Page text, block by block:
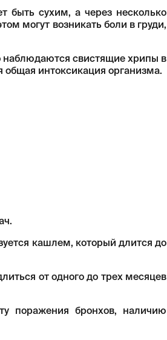
быть сухим, а через несколько
могут возникать боли в груди,
наблюдаются свистящие хрипы в
общая интоксикация организма.
кашлем, который длится до
от одного до трех месяцев
поражения бронхов, наличию